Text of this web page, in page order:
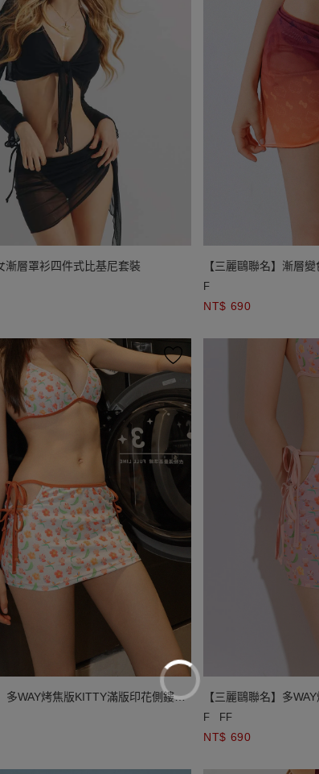
漸層罩衫四件式比基尼套裝 【三麗鷗聯名】漸層
F
NT$ 690
多WAY烤焦版KITTY滿版印花側鏤空
【三麗鷗聯名】多
綁帶短裙
F FF
NT$ 690